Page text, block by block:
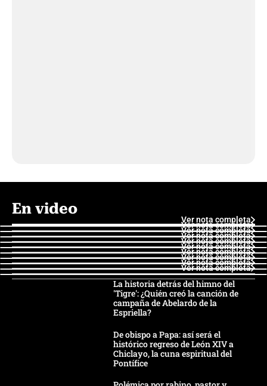
En video
Ver nota completa
Ver nota completa
Ver nota completa
Ver nota completa
Ver nota completa
Ver nota completa
Ver nota completa
Ver nota completa
Ver nota completa
Ver nota completa
La historia detrás del himno del
'Tigre': ¿Quién creó la canción de
campaña de Abelardo de la
Espriella?
De obispo a Papa: así será el
histórico regreso de León XIV a
Chiclayo, la cuna espiritual del
Pontífice